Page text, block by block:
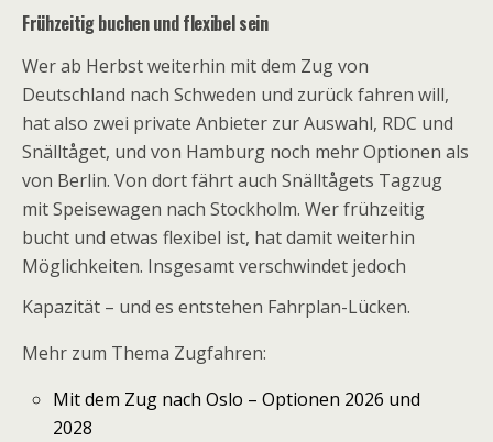
Frühzeitig buchen und flexibel sein
Wer ab Herbst weiterhin mit dem Zug von
Deutschland nach Schweden und zurück fahren will,
hat also zwei private Anbieter zur Auswahl, RDC und
Snälltåget, und von Hamburg noch mehr Optionen als
von Berlin. Von dort fährt auch Snälltågets Tagzug
mit Speisewagen nach Stockholm. Wer frühzeitig
bucht und etwas flexibel ist, hat damit weiterhin
Möglichkeiten. Insgesamt verschwindet jedoch
Kapazität – und es entstehen Fahrplan-Lücken.
Mehr zum Thema Zugfahren:
Mit dem Zug nach Oslo – Optionen 2026 und
2028